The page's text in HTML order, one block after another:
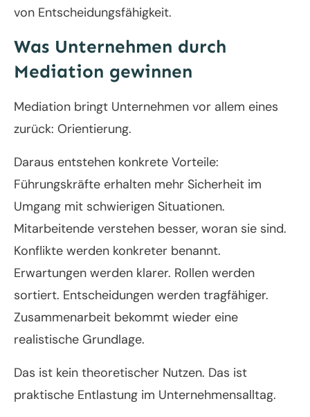
von Entscheidungsfähigkeit.
Was Unternehmen durch
Mediation gewinnen
Mediation bringt Unternehmen vor allem eines
zurück: Orientierung.
Daraus entstehen konkrete Vorteile:
Führungskräfte erhalten mehr Sicherheit im
Umgang mit schwierigen Situationen.
Mitarbeitende verstehen besser, woran sie sind.
Konflikte werden konkreter benannt.
Erwartungen werden klarer. Rollen werden
sortiert. Entscheidungen werden tragfähiger.
Zusammenarbeit bekommt wieder eine
realistische Grundlage.
Das ist kein theoretischer Nutzen. Das ist
praktische Entlastung im Unternehmensalltag.